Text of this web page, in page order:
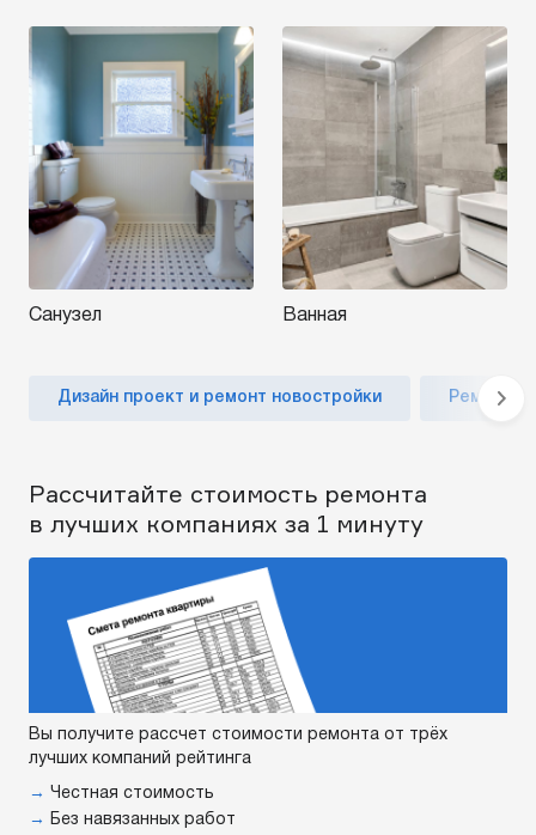
Санузел Ванная
Дизайн проект и ремонт новостройки Ремонт
Рассчитайте стоимость ремонта
в лучших компаниях за 1 минуту
Вы получите рассчет стоимости ремонта от трёх
лучших компаний рейтинга
→ Честная стоимость
→
Без навязанных работ